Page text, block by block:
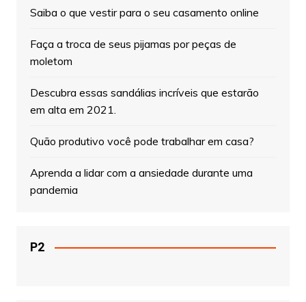
Saiba o que vestir para o seu casamento online
Faça a troca de seus pijamas por peças de
moletom
Descubra essas sandálias incríveis que estarão
em alta em 2021.
Quão produtivo você pode trabalhar em casa?
Aprenda a lidar com a ansiedade durante uma
pandemia
P2